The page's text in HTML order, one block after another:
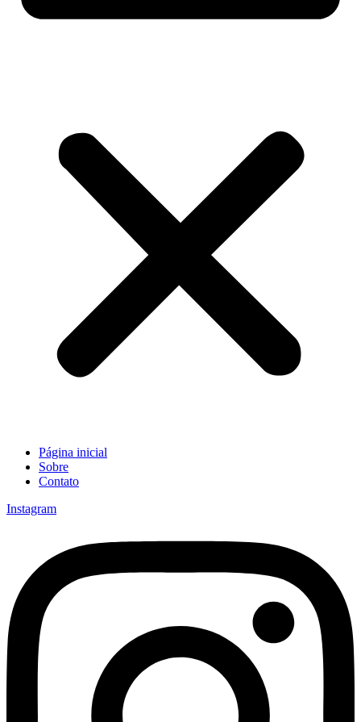
Página inicial
Sobre
Contato
Instagram